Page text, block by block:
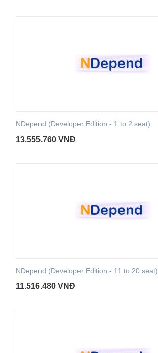
NDepend (Developer Edition - 1 to 2 seat)
13.555.760 VNĐ
NDepend (Developer Edition - 11 to 20 seat)
11.516.480 VNĐ